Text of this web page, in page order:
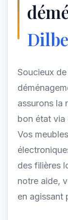
Soucieux
assurons la
bon état via
Vos
des filières
notre aide,
en agissant